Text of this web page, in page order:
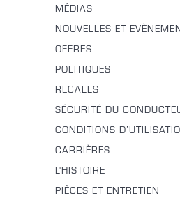
MÉDIAS
NOUVELLES ET
OFFRES
POLITIQUES
RECALLS
SÉCURITÉ DU
CONDITIONS
CARRIÈRES
L'HISTOIRE
PIÈCES ET ENTRETIEN